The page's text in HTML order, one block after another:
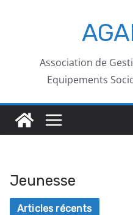
Association de
Equipements
Jeunesse
Articles récents